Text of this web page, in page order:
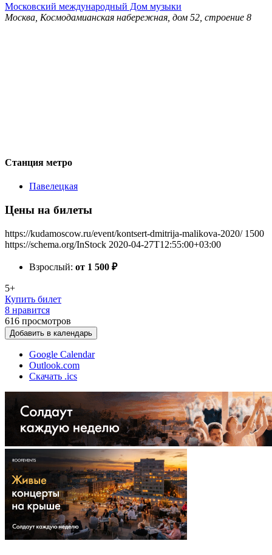
Московский международный Дом музыки
Москва, Космодамианская набережная, дом 52, строение 8
Станция метро
Павелецкая
Цены на билеты
https://kudamoscow.ru/event/kontsert-dmitrija-malikova-2020/ 1500
https://schema.org/InStock 2020-04-27T12:55:00+03:00
Взрослый: от 1 500 ₽
5+
Купить билет
8 нравится
616 просмотров
Добавить в календарь
Google Calendar
Outlook.com
Скачать .ics